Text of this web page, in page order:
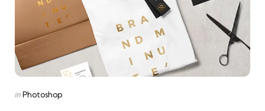
Categories
Posted
inPhotoshop